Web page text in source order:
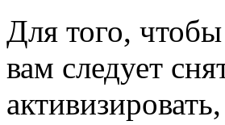
Для того,
вам следует